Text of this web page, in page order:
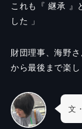
これも『 継承 』
した 」
財団理事、海野
から最後まで楽し
文